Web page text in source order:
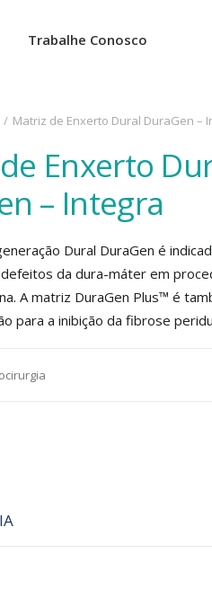
Trabalhe Conosco
Matriz de Enxerto Dural DuraGen –
Enxerto
– Integra
Dural DuraGen é
da dura-máter em
A matriz DuraGen Plus™ é
para a inibição da fibrose